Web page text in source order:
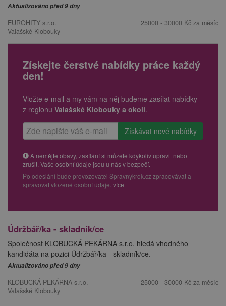
Aktualizováno před 9 dny
EUROHITY s.r.o.
Valašské Klobouky
25000 - 30000 Kč za měsíc
Získejte čerstvé nabídky práce každý
den!
Vložte e-mail a my vám na něj budeme zasílat nabídky
z regionu Valašské Klobouky a okolí.
A nemějte obavy, zasílání si můžete kdykoliv upravit nebo
zrušit. Vaše osobní údaje jsou u nás v bezpečí.
Po odeslání bude provozovatel Spravnykrok.cz zpracovávat a
spravovat vložené osobní údaje. více
Údržbář/ka - skladník/ce
Společnost KLOBUCKÁ PEKÁRNA s.r.o. hledá vhodného
kandidáta na pozici Údržbář/ka - skladník/ce.
Aktualizováno před 9 dny
KLOBUCKÁ PEKÁRNA s.r.o.
Valašské Klobouky
25000 - 30000 Kč za měsíc